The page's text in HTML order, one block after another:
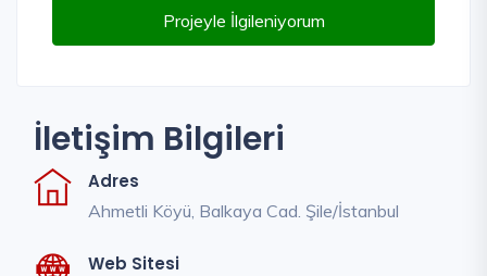
Projeyle İlgileniyorum
İletişim Bilgileri
Adres
Ahmetli Köyü, Balkaya Cad. Şile/İstanbul
Web Sitesi